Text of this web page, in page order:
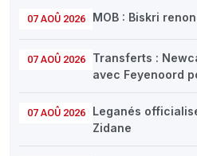
07 AOÛ 2026 MOB : Biskri
07 AOÛ 2026
Transferts :
avec Feyenoord
07 AOÛ 2026
Leganés
Zidane